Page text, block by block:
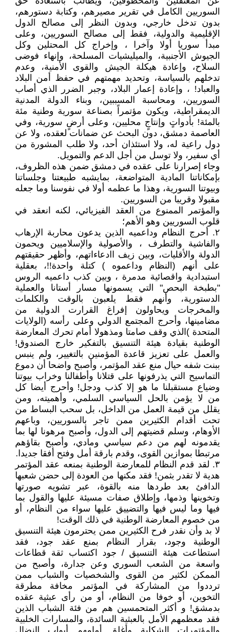
السوريين الكامل في تقرير مصيرهم، وكتابة دستورهم،
بدون تدخل خارجي، وبدون النظر إلى مصالح الدول
الإقليمية والدولية، فقط إلى مصالح السوريين، وعلى
مبدأ سوريا أولا وآخرا ، وإخراج كل المحتلين وكل
الجيوش الأجنبية، والميليشيات المسلحة، وإنهاء فوضى
السلاح، وإعادة هيكلة الجيش والقوى الأمنية، وعدم
تدخلهم بالسياسة، وتحديد مهمتهم في حفظ أمن البلاد
والعباد! ، وإعادة إعمار البلاد، وجبر الضرر الذي أصاب
السوريين، ومحاسبة المسببين، وبناء الدولة المدنية
الديمقراطية، ويكون مؤتمراً بصناعة سورية وطنية مئة
بالمئة! بأدواتٍ وإنتاجٍ محليين، وعلى أرضٍ سورية، وفي
العاصمة دمشق، دون البحث عن ضمانات لعقده، ولا عن
دول راعية له، ولا استئذان أحد، ولا طلب المشورة من
أي سفير، ولا توسل من أجل الدعم والتمويل.
وجاء إصرارنا على عقده في دمشق ضمن هذه الظروف،
بإمكاناتنا المادية المتواضعة، بمايشبه طبيعتنا وجلساتنا
وبيوتنا السورية، وهذا ما عظمه أولا في نفوسنا وما جعله
مقبولا وقريبا من السوريين.
والمؤتمر الممنوع من العقد الفيزيائي، لكنه انعقد في
قلوب السوريين وهو الأهم؛
٢. أحرج النظام وداعميه الذين يدعون محاربة الإرهاب
والفاشية والتطرف ، والأصولية والإسلاميين ويحمون
الدولة والأقليات، وبين زيف اادعاءاتهم، وأظهر حقيقتهم
على أنهم (النظام وداعموه ) كتلة واحدة!!، بعقلية
استبدادية واقصائية مدمرة ، وبين كذب داعميه الروس
"بطبخة البحص" التي يسمونها مسار أستانا والعملية
الدستورية، وأنهم فقط يلعبون بالوقت والكلمات
والمخرجات ويحاولون إفراغ القرارت الدولية من
مضامينها، وأحرج المجتمع الدولي وعلى رأسه (الولايات
المتحدة )الذي وقف صامتا ومذهولا أمام تحرك المعارضة
الوطنية بقيادة هيئة التنسيق بالتفكير خارج الصندوق!
والعمل على تعزيز قاعدة المؤمنين بالتغيير، ولم ينبس
ببنت شفه حيال منع عقد المؤتمر، وأصبح واضحا أن دموع
التماسيح التي يذرفونها على قتلانا وأطفالنا وخراب بيوتنا
وضياع مستقبلنا ما هو إلا كذب ودجل! وأحرج أيضا كل
من لا يؤمن بالحل السياسي السلمي، وأهميته، ومن
يقلل من قيمة العمل من الداخل، بل سحب البساط من
تحت أقدام الكثيرين ممن تاجر بالسوريين، وباعهم
الأوهام، وسلم قضيتهم إلى الدول، وأصبح مرهونا لها بما
يقدمونه لهم من دعم سياسي ومادي، وأصبح بقاؤهم
مرتبطا بموازين القوى، وقدم بارقة أمل وفتح أفقا جديدا.
٣. لقد قدم النظام للمعارضة الوطنية بمنعه عقد المؤتمر
هدية لا تقدر بثمن! فقد مكنها من العودة إلى حضن شعبها
الدافئ بعد طردها منه بالقوة، عبر تشويه صورتها
وتخوينها وذمها، وإطلاق صفات مسيئة عليها والقول بما
فيها وما ليس فيها والتضييق عليها سواء من النظام، أو
من خصوم المعارضة الوطنية في ذلك الوقت!
لا بد وأن نقدر فرح الكثيرين ممن يحترمون هيئة التنسيق
الوطنية وجود، بقرار النظام بمنع عقد جود، فقد
استطاعت هيئة التنسيق / جود اكتساب ثقة قطاعات
واسعة من الشعب السوري وعن جدارة، وأصبح من
الممكن لكثير من القوى والشخصيات والشباب ممن
ترددوا من المشاركة في المؤتمر مخافة مطرقة
التخوين، أو خوفا من النظام، أو من رأى عبثية عقده
بدمشق! و أكثر المتحمسين هم من فئة الشباب الذين
فقد معظمهم الأمل بالعبثية السائدة، والمسارات الخلبية